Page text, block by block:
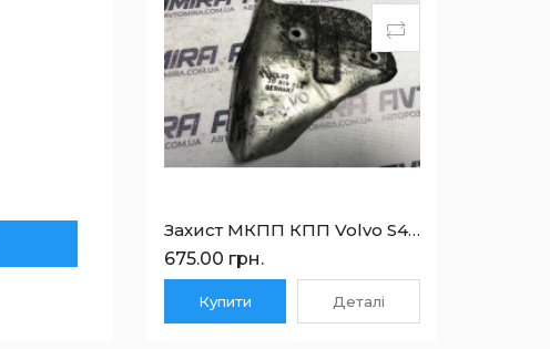
Захист МКПП КПП Volvo S40 1.9TD DI 1995-2004 30819264
675.00 грн.
Купити Деталі